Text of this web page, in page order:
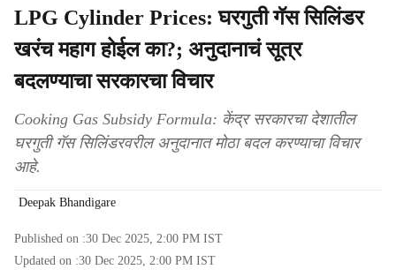
LPG Cylinder Prices: घरगुती गॅस सिलिंडर
खरंच महाग होईल का?; अनुदानाचं सूत्र
बदलण्याचा सरकारचा विचार
Cooking Gas Subsidy Formula: केंद्र सरकारचा देशातील
घरगुती गॅस सिलिंडरवरील अनुदानात मोठा बदल करण्याचा विचार
आहे.
Deepak Bhandigare
Published on :30 Dec 2025, 2:00 PM IST
Updated on :30 Dec 2025, 2:00 PM IST